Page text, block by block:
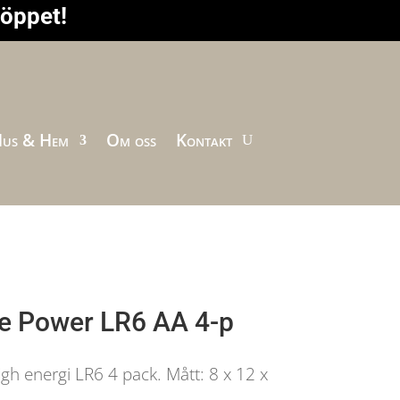
& Hem Om oss Kontakt
Power LR6 AA 4-p
energi LR6 4 pack. Mått: 8 x 12 x